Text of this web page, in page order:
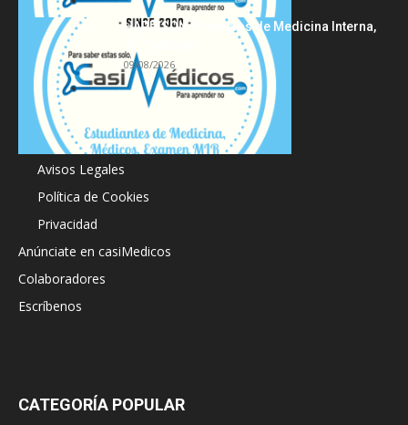
HARRISON Principios de Medicina Interna,
09/08/2026
Acerca de
Avisos Legales
Política de Cookies
Privacidad
Anúnciate en casiMedicos
Colaboradores
Escríbenos
CATEGORÍA POPULAR